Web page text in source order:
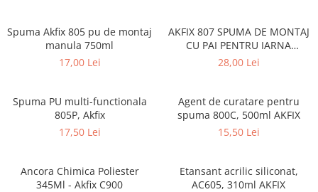
Polistiren
Vata bazaltica
Vata minerala
Tevi PVC
Accesorii PVC
Vopsea lavabila pentru exterior
Vopsea lavabila pentru interior
Spuma Akfix 805 pu de montaj
manula 750ml
17,00 Lei
AKFIX 807 SPUMA DE MONTAJ
CU PAI PENTRU IARNA
750ML(12)
28,00 Lei
Spuma PU multi-functionala
805P, Akfix
17,50 Lei
Agent de curatare pentru
spuma 800C, 500ml AKFIX
15,50 Lei
Ancora Chimica Poliester
345Ml - Akfix C900
Etansant acrilic siliconat,
AC605, 310ml AKFIX